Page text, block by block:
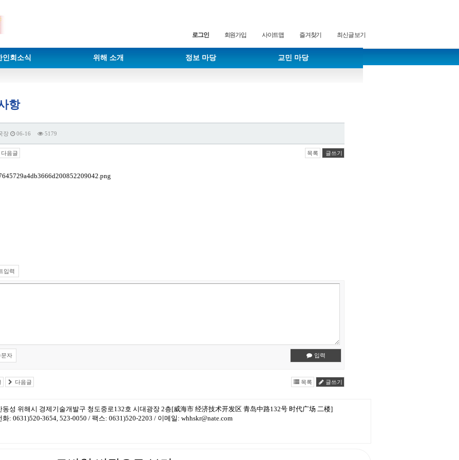
로그인 회원가입 사이트맵 즐겨찾기 최신글 보기
인회소식 위해 소개 정보 마당 교민 마당
항
장 06-16 5179
다음글 목록 글쓰기
입력
입력
문자
다음글 목록 글쓰기
동성 위해시 경제기술개발구 청도중로132호 시대광장 2층[威海市 经济技术开发区 青岛中路132号 时代广场 二楼]
화: 0631)520-3654, 523-0050 / 팩스: 0631)520-2203 / 이메일: whhskr@nate.com